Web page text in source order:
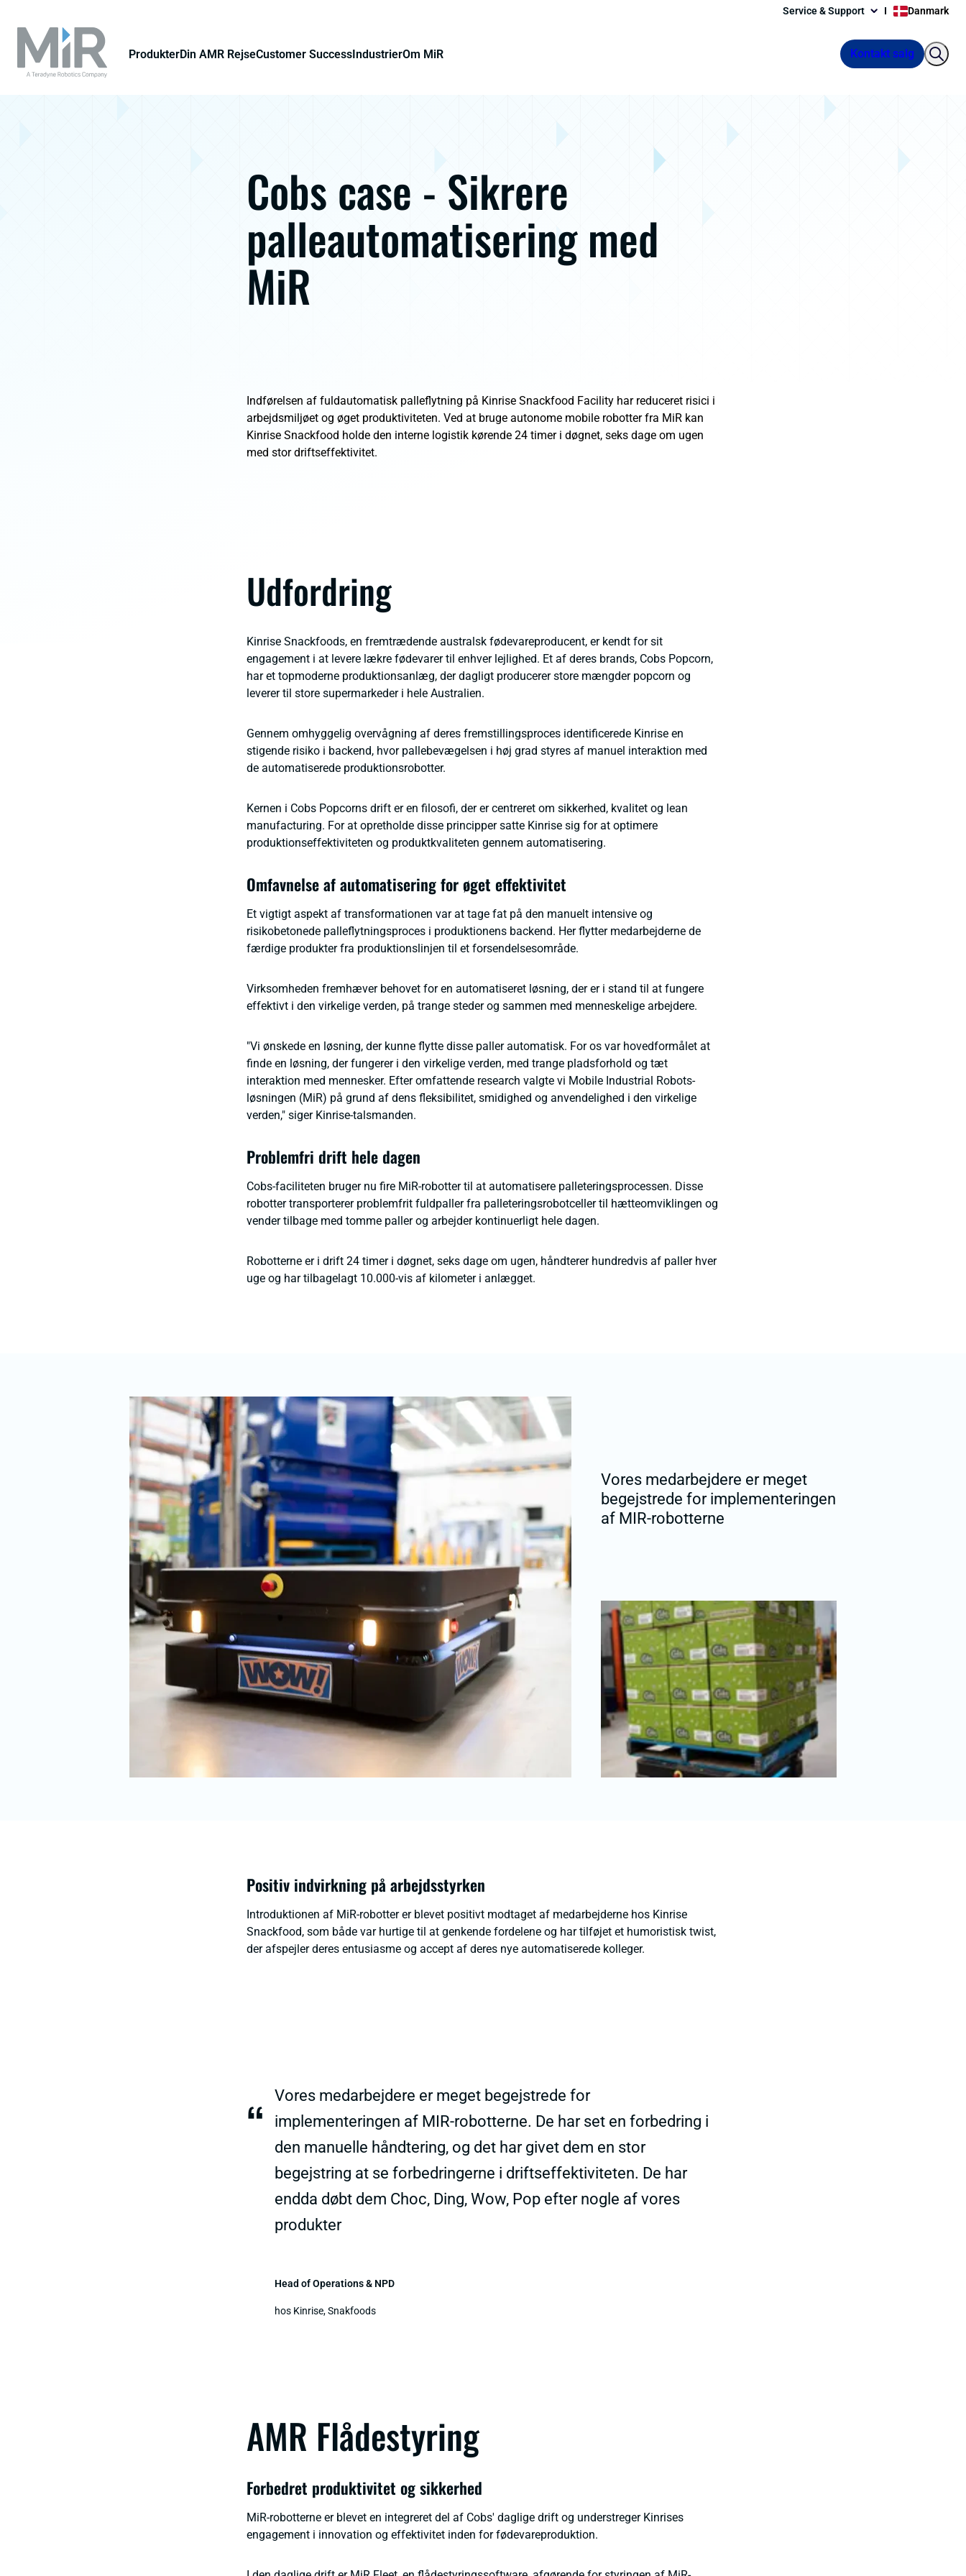
Service & Support Danmark
ProdukterDin AMR RejseCustomer SuccessIndustrierOm MiR Kontakt salg
Cobs case - Sikrere
palleautomatisering med
MiR
Indførelsen af fuldautomatisk palleflytning på Kinrise Snackfood Facility har reduceret risici i
arbejdsmiljøet og øget produktiviteten. Ved at bruge autonome mobile robotter fra MiR kan
Kinrise Snackfood holde den interne logistik kørende 24 timer i døgnet, seks dage om ugen
med stor driftseffektivitet.
Udfordring
Kinrise Snackfoods, en fremtrædende australsk fødevareproducent, er kendt for sit
engagement i at levere lækre fødevarer til enhver lejlighed. Et af deres brands, Cobs Popcorn,
har et topmoderne produktionsanlæg, der dagligt producerer store mængder popcorn og
leverer til store supermarkeder i hele Australien.
Gennem omhyggelig overvågning af deres fremstillingsproces identificerede Kinrise en
stigende risiko i backend, hvor pallebevægelsen i høj grad styres af manuel interaktion med
de automatiserede produktionsrobotter.
Kernen i Cobs Popcorns drift er en filosofi, der er centreret om sikkerhed, kvalitet og lean
manufacturing. For at opretholde disse principper satte Kinrise sig for at optimere
produktionseffektiviteten og produktkvaliteten gennem automatisering.
Omfavnelse af automatisering for øget effektivitet
Et vigtigt aspekt af transformationen var at tage fat på den manuelt intensive og
risikobetonede palleflytningsproces i produktionens backend. Her flytter medarbejderne de
færdige produkter fra produktionslinjen til et forsendelsesområde.
Virksomheden fremhæver behovet for en automatiseret løsning, der er i stand til at fungere
effektivt i den virkelige verden, på trange steder og sammen med menneskelige arbejdere.
"Vi ønskede en løsning, der kunne flytte disse paller automatisk. For os var hovedformålet at
finde en løsning, der fungerer i den virkelige verden, med trange pladsforhold og tæt
interaktion med mennesker. Efter omfattende research valgte vi Mobile Industrial Robots-
løsningen (MiR) på grund af dens fleksibilitet, smidighed og anvendelighed i den virkelige
verden," siger Kinrise-talsmanden.
Problemfri drift hele dagen
Cobs-faciliteten bruger nu fire MiR-robotter til at automatisere palleteringsprocessen. Disse
robotter transporterer problemfrit fuldpaller fra palleteringsrobotceller til hætteomviklingen og
vender tilbage med tomme paller og arbejder kontinuerligt hele dagen.
Robotterne er i drift 24 timer i døgnet, seks dage om ugen, håndterer hundredvis af paller hver
uge og har tilbagelagt 10.000-vis af kilometer i anlægget.
Vores medarbejdere er meget
begejstrede for implementeringen
af MIR-robotterne
Positiv indvirkning på arbejdsstyrken
Introduktionen af MiR-robotter er blevet positivt modtaget af medarbejderne hos Kinrise
Snackfood, som både var hurtige til at genkende fordelene og har tilføjet et humoristisk twist,
der afspejler deres entusiasme og accept af deres nye automatiserede kolleger.
“
Vores medarbejdere er meget begejstrede for
implementeringen af MIR-robotterne. De har set en forbedring i
den manuelle håndtering, og det har givet dem en stor
begejstring at se forbedringerne i driftseffektiviteten. De har
endda døbt dem Choc, Ding, Wow, Pop efter nogle af vores
produkter
Head of Operations & NPD
hos Kinrise, Snakfoods
AMR Flådestyring
Forbedret produktivitet og sikkerhed
MiR-robotterne er blevet en integreret del af Cobs' daglige drift og understreger Kinrises
engagement i innovation og effektivitet inden for fødevareproduktion.